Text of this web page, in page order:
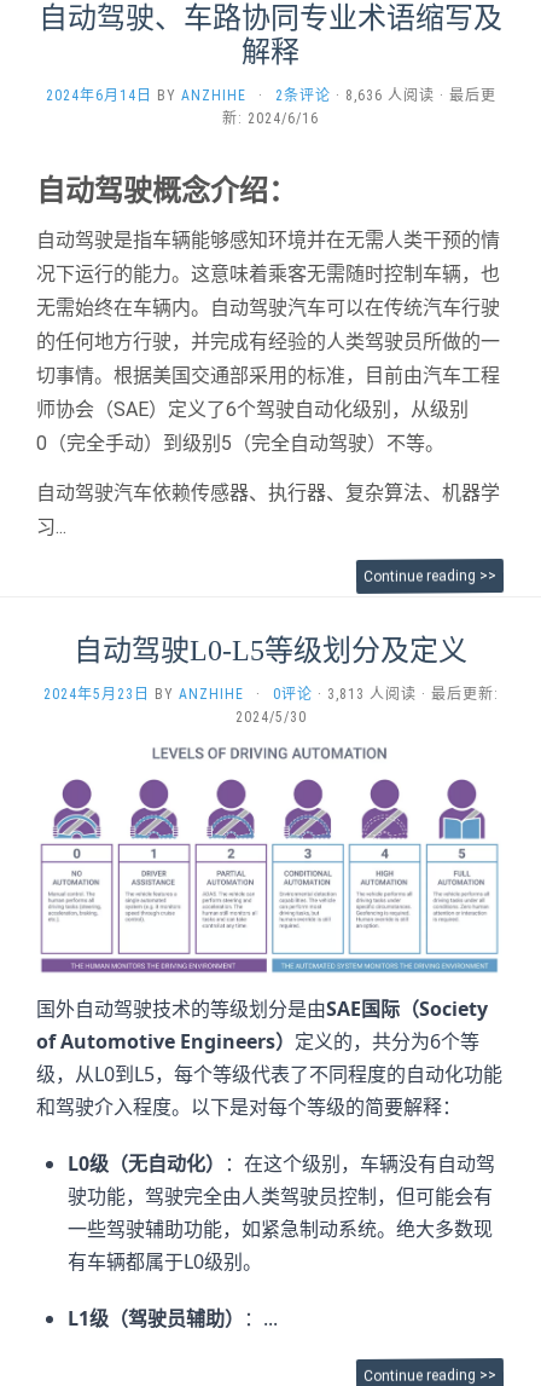
自动驾驶、车路协同专业术语缩写及
解释
2024年6月14日 BY ANZHIHE · 2条评论 · 8,636 人阅读 · 最后更
新: 2024/6/16
自动驾驶概念介绍：
自动驾驶是指车辆能够感知环境并在无需人类干预的情
况下运行的能力。这意味着乘客无需随时控制车辆，也
无需始终在车辆内。自动驾驶汽车可以在传统汽车行驶
的任何地方行驶，并完成有经验的人类驾驶员所做的一
切事情。根据美国交通部采用的标准，目前由汽车工程
师协会（SAE）定义了6个驾驶自动化级别，从级别
0（完全手动）到级别5（完全自动驾驶）不等。
自动驾驶汽车依赖传感器、执行器、复杂算法、机器学
习...
Continue reading >>
自动驾驶L0-L5等级划分及定义
2024年5月23日 BY ANZHIHE · 0评论 · 3,813 人阅读 · 最后更新:
2024/5/30
国外自动驾驶技术的等级划分是由SAE国际（Society
of Automotive Engineers） 定义的，共分为6个等
级，从L0到L5，每个等级代表了不同程度的自动化功能
和驾驶介入程度。以下是对每个等级的简要解释：
L0级（无自动化） ：在这个级别，车辆没有自动驾
驶功能，驾驶完全由人类驾驶员控制，但可能会有
一些驾驶辅助功能，如紧急制动系统。绝大多数现
有车辆都属于L0级别。
L1级（驾驶员辅助） ：...
Continue reading >>